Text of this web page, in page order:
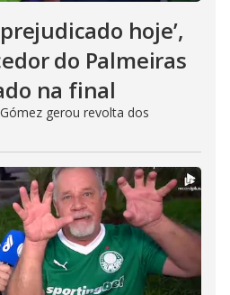
hoje’,
do Palmeiras
na final
gerou revolta dos